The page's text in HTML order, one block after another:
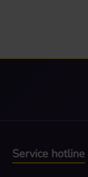
Service hotline